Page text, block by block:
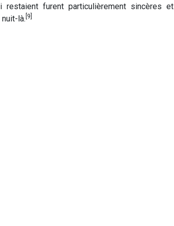
furent particulièrement sincères et
là. [9]